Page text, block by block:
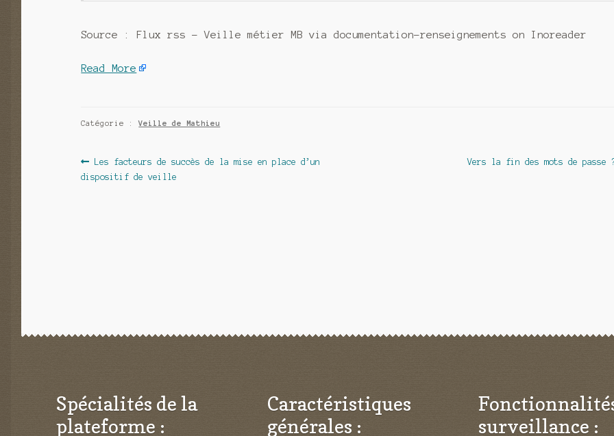
Source : Flux rss – Veille métier MB via documentation-renseignements on Inoreader
Read More
Catégorie :Veille de Mathieu
Navigation
de
Article
précédent :
Les facteurs de succès de la mise en place d’un
dispositif de veille
Article
Vers la fin des mots de passe
Spécialités de la
plateforme :
Caractéristiques
générales :
surveillance :